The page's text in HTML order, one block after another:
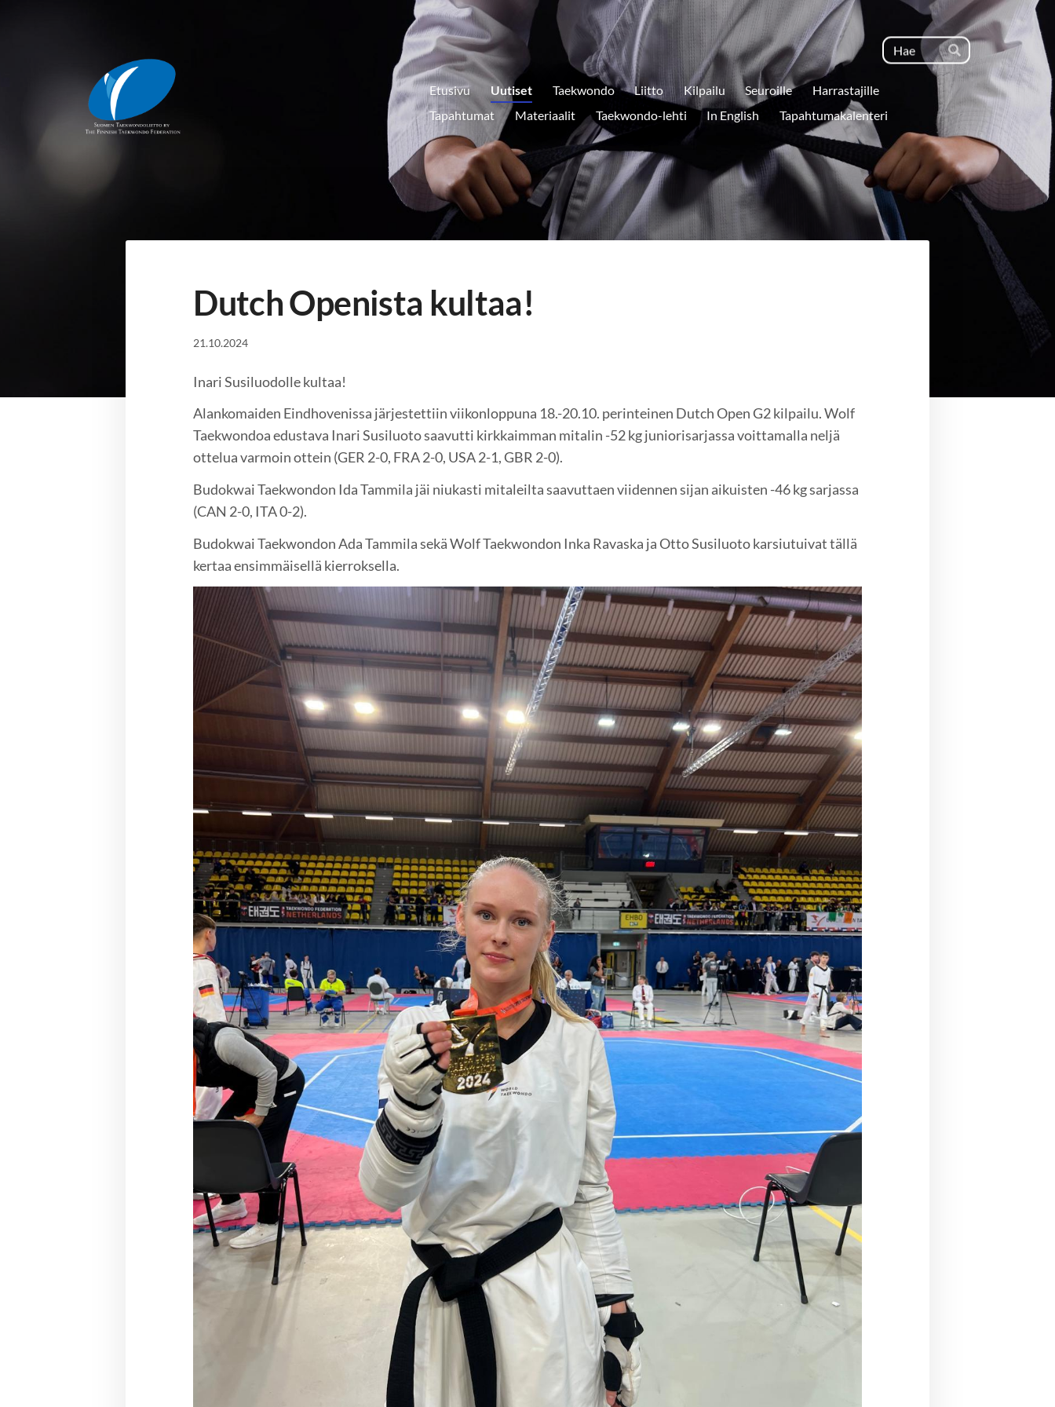
Haku
Hae
Suomen Taekwondoliitto ry
Etusivu Uutiset Taekwondo Liitto Kilpailu Seuroille
Harrastajille
Tapahtumat
Materiaalit Taekwondo-lehti In English Tapahtumakalenteri
Dutch Openista kultaa!
21.10.2024
Inari Susiluodolle kultaa!
Alankomaiden Eindhovenissa järjestettiin viikonloppuna 18.-20.10. perinteinen Dutch Open G2 kilpailu. Wolf
Taekwondoa edustava Inari Susiluoto saavutti kirkkaimman mitalin -52 kg juniorisarjassa voittamalla neljä
ottelua varmoin ottein (GER 2-0, FRA 2-0, USA 2-1, GBR 2-0).
Budokwai Taekwondon Ida Tammila jäi niukasti mitaleilta saavuttaen viidennen sijan aikuisten -46 kg sarjassa
(CAN 2-0, ITA 0-2).
Budokwai Taekwondon Ada Tammila sekä Wolf Taekwondon Inka Ravaska ja Otto Susiluoto karsiutuivat tällä
kertaa ensimmäisellä kierroksella.